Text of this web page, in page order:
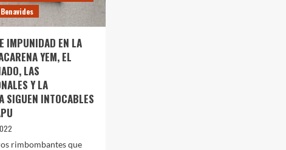
IMPUNIDAD EN LA
YEM, EL
LAS
Y LA
SIGUEN INTOCABLES
rimbombantes que